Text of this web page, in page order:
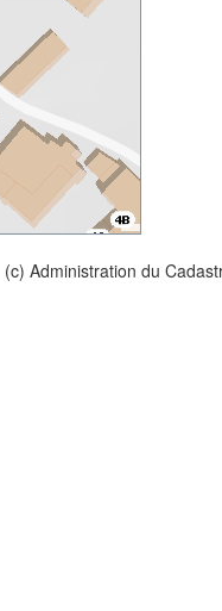
(c) Administration du